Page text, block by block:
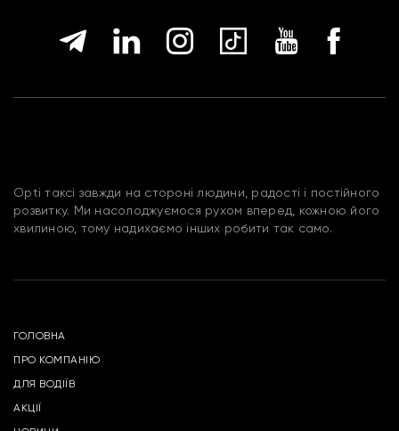
Opti таксі завжди на стороні людини, радості і постійного
розвитку. Ми насолоджуємося рухом вперед, кожною його
хвилиною, тому надихаємо інших робити так само.
ГОЛОВНА
ПРО КОМПАНІЮ
ДЛЯ ВОДІЇВ
АКЦІЇ